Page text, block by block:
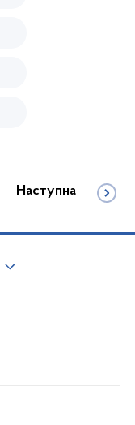
Наступна